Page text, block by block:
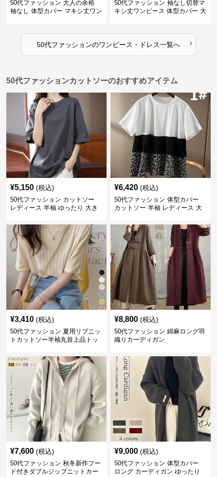
50代ファッション 大人の余裕
袖なし 体型カバー マキシ丈ワン
50代ファッション 袖なし切替マ
キシ丈ワンピース 体型カバー 大
50代ファッションのワンピース・ドレス一覧へ ›
50代ファッションカットソーのおすすめアイテム
¥5,150 (税込)
50代ファッション カットソー
レディース 半袖 ゆったり 大き
¥6,420 (税込)
50代ファッション 体型カバー
カットソー 半袖 レディース 大
¥3,410 (税込)
50代ファッション 夏用リブニッ
トカットソー半袖丸首上品トッ
¥8,800 (税込)
50代ファッション 綿麻ロング羽
織りカーディガン
¥7,600 (税込)
50代ファッション 秋冬新作フー
ド付きダブルジップニットカー
¥9,000 (税込)
50代ファッション 体型カバー
ロング カーディガン ゆったり